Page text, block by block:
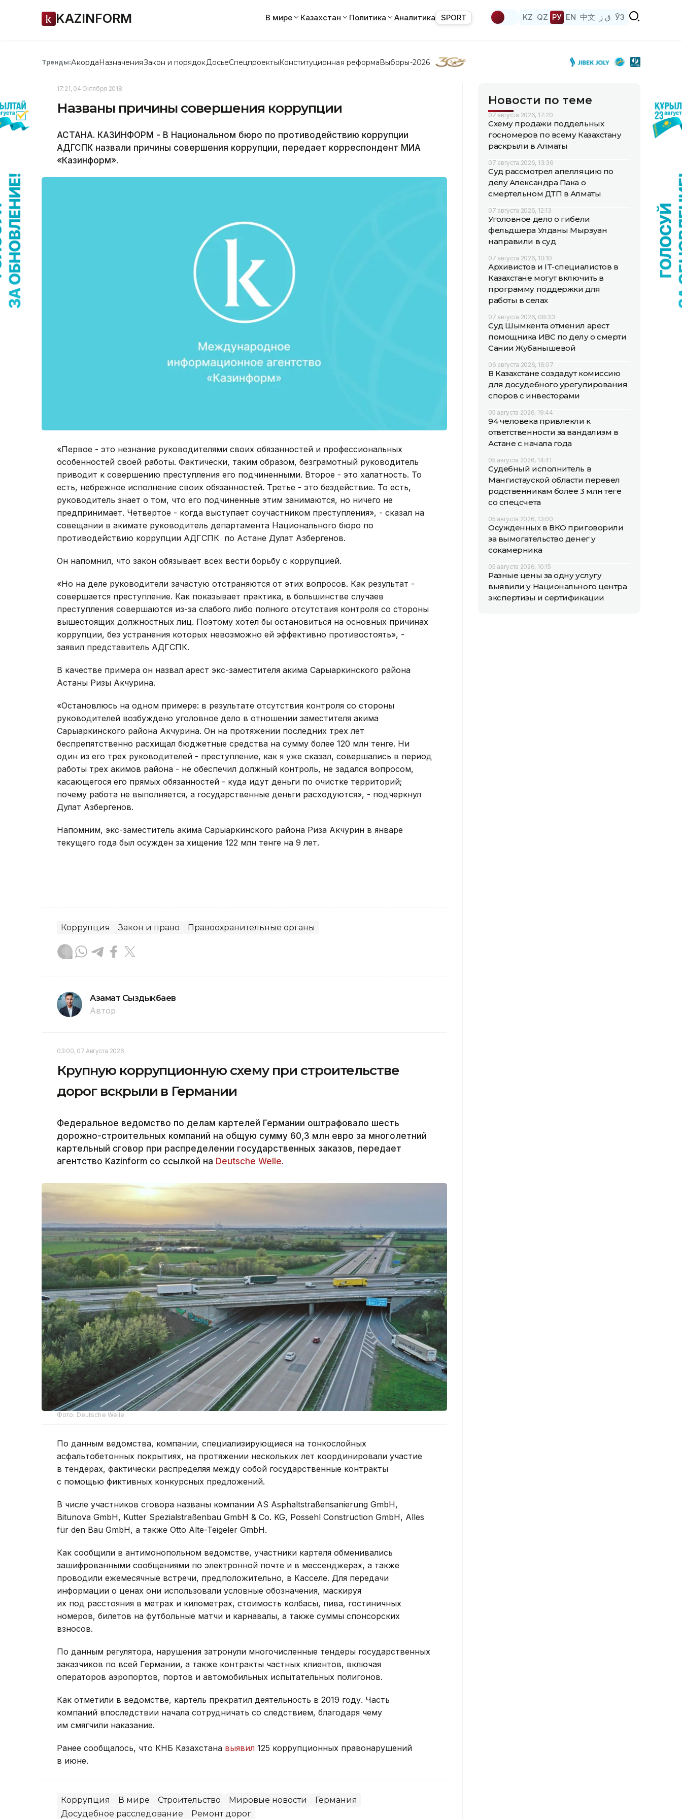
KAZINFORM В мире Казахстан Политика Аналитика SPORT KZ QZ РУ EN 中文 ق ز ЎЗ
Тренды:АкордаНазначенияЗакон и порядок ДосьеСпецпроектыКонституционная реформаВыборы-2026
17:21, 04 Октября 2018
Названы причины совершения коррупции
АСТАНА. КАЗИНФОРМ - В Национальном бюро по противодействию коррупции
АДГСПК назвали причины совершения коррупции, передает корреспондент МИА
«Казинформ».
«Первое - это незнание руководителями своих обязанностей и профессиональных
особенностей своей работы. Фактически, таким образом, безграмотный руководитель
приводит к совершению преступления его подчиненными. Второе - это халатность. То
есть, небрежное исполнение своих обязанностей. Третье - это бездействие. То есть,
руководитель знает о том, что его подчиненные этим занимаются, но ничего не
предпринимает. Четвертое - когда выступает соучастником преступления», - сказал на
совещании в акимате руководитель департамента Национального бюро по
противодействию коррупции АДГСПК по Астане Дулат Азбергенов.
Он напомнил, что закон обязывает всех вести борьбу с коррупцией.
«Но на деле руководители зачастую отстраняются от этих вопросов. Как результат -
совершается преступление. Как показывает практика, в большинстве случаев
преступления совершаются из-за слабого либо полного отсутствия контроля со стороны
вышестоящих должностных лиц. Поэтому хотел бы остановиться на основных причинах
коррупции, без устранения которых невозможно ей эффективно противостоять», -
заявил представитель АДГСПК.
В качестве примера он назвал арест экс-заместителя акима Сарыаркинского района
Астаны Ризы Акчурина.
«Остановлюсь на одном примере: в результате отсутствия контроля со стороны
руководителей возбуждено уголовное дело в отношении заместителя акима
Сарыаркинского района Акчурина. Он на протяжении последних трех лет
беспрепятственно расхищал бюджетные средства на сумму более 120 млн тенге. Ни
один из его трех руководителей - преступление, как я уже сказал, совершались в период
работы трех акимов района - не обеспечил должный контроль, не задался вопросом,
касающегося его прямых обязанностей - куда идут деньги по очистке территорий;
почему работа не выполняется, а государственные деньги расходуются», - подчеркнул
Дулат Азбергенов.
Напомним, экс-заместитель акима Сарыаркинского района Риза Акчурин в январе
текущего года был осужден за хищение 122 млн тенге на 9 лет.
Коррупция Закон и право Правоохранительные органы
Азамат Сыздыкбаев
Автор
03:00, 07 Августа 2026
Крупную коррупционную схему при строительстве
дорог вскрыли в Германии
Федеральное ведомство по делам картелей Германии оштрафовало шесть
дорожно-строительных компаний на общую сумму 60,3 млн евро за многолетний
картельный сговор при распределении государственных заказов, передает
агентство Kazinform со ссылкой на Deutsche Welle.
Фото: Deutsche Welle
По данным ведомства, компании, специализирующиеся на тонкослойных
асфальтобетонных покрытиях, на протяжении нескольких лет координировали участие
в тендерах, фактически распределяя между собой государственные контракты
с помощью фиктивных конкурсных предложений.
В числе участников сговора названы компании AS Asphaltstraßensanierung GmbH,
Bitunova GmbH, Kutter Spezialstraßenbau GmbH & Co. KG, Possehl Construction GmbH, Alles
für den Bau GmbH, а также Otto Alte-Teigeler GmbH.
Как сообщили в антимонопольном ведомстве, участники картеля обменивались
зашифрованными сообщениями по электронной почте и в мессенджерах, а также
проводили ежемесячные встречи, предположительно, в Касселе. Для передачи
информации о ценах они использовали условные обозначения, маскируя
их под расстояния в метрах и километрах, стоимость колбасы, пива, гостиничных
номеров, билетов на футбольные матчи и карнавалы, а также суммы спонсорских
взносов.
По данным регулятора, нарушения затронули многочисленные тендеры государственных
заказчиков по всей Германии, а также контракты частных клиентов, включая
операторов аэропортов, портов и автомобильных испытательных полигонов.
Как отметили в ведомстве, картель прекратил деятельность в 2019 году. Часть
компаний впоследствии начала сотрудничать со следствием, благодаря чему
им смягчили наказание.
Ранее сообщалось, что КНБ Казахстана выявил 125 коррупционных правонарушений
в июне.
Коррупция В мире Строительство Мировые новости
Германия
Досудебное расследование
Ремонт дорог
Новости по теме
07 августа 2026, 17:20
Схему продажи поддельных
госномеров по всему Казахстану
раскрыли в Алматы
07 августа 2026, 13:36
Суд рассмотрел апелляцию по
делу Александра Пака о
смертельном ДТП в Алматы
07 августа 2026, 12:13
Уголовное дело о гибели
фельдшера Улданы Мырзуан
направили в суд
07 августа 2026, 10:10
Архивистов и IT-специалистов в
Казахстане могут включить в
программу поддержки для
работы в селах
07 августа 2026, 08:33
Суд Шымкента отменил арест
помощника ИВС по делу о смерти
Сании Жубанышевой
06 августа 2026, 16:07
В Казахстане создадут комиссию
для досудебного урегулирования
споров с инвесторами
05 августа 2026, 19:44
94 человека привлекли к
ответственности за вандализм в
Астане с начала года
05 августа 2026, 14:41
Судебный исполнитель в
Мангистауской области перевел
родственникам более 3 млн теңге
со спецсчета
05 августа 2026, 13:00
Осужденных в ВКО приговорили
за вымогательство денег у
сокамерника
05 августа 2026, 10:15
Разные цены за одну услугу
выявили у Национального центра
экспертизы и сертификации